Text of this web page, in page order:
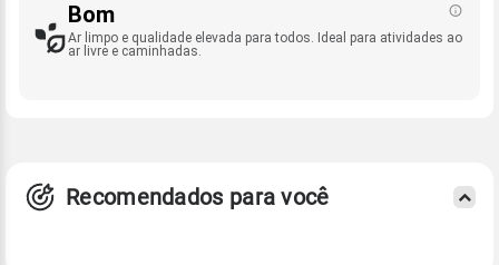
Bom
Ar limpo e qualidade elevada para todos. Ideal para atividades ao
ar livre e caminhadas.
Recomendados para você